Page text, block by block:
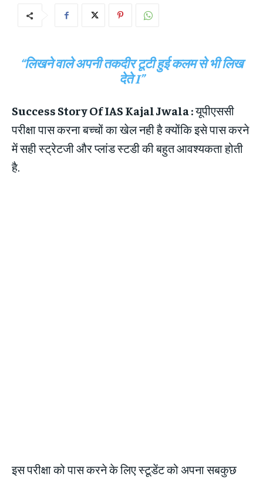
“लिखने वाले अपनी तकदीर टूटी हुई कलम से भी लिख
देते I”
Success Story Of IAS Kajal Jwala :यूपीएससी
परीक्षा पास करना बच्चों का खेल नही है क्योंकि इसे पास करने
में सही स्ट्रेटजी और प्लांड स्टडी की बहुत आवश्यकता होती
है.
इस परीक्षा को पास करने के लिए स्टूडेंट को अपना सबकुछ